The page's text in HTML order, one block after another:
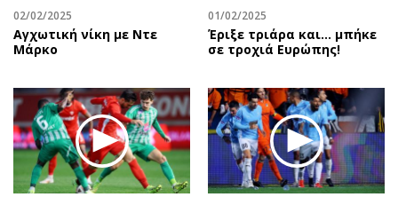
02/02/2025
Αγχωτική νίκη με Ντε
Μάρκο
01/02/2025
Έριξε τριάρα και… μπήκε
σε τροχιά Ευρώπης!